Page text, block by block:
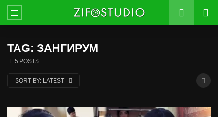
TAG: ЗАНГИРУМ
5 POSTS
SORT BY: LATEST